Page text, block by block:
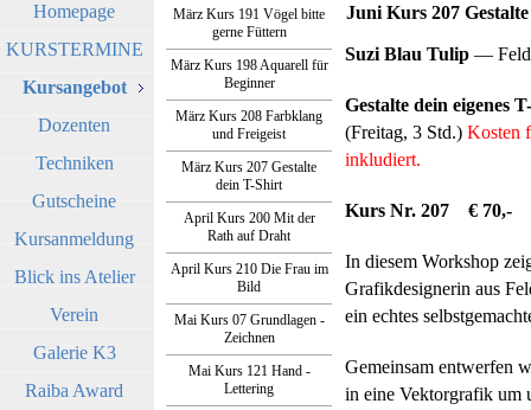
Homepage
KURSTERMINE
Kursangebot
Dozenten
Techniken
Gutscheine
Kursanmeldung
Blick ins Atelier
Verein
Galerie K3
Raiba Award
März Kurs 191 Vögel bitte
gerne Füttern
März Kurs 198 Aquarell für
Beginner
März Kurs 208 Farbklang
und Freigeist
März Kurs 207 Gestalte
dein T-Shirt
April Kurs 200 Mit der
Rath auf Draht
April Kurs 210 Die Frau im
Bild
Mai Kurs 07 Grundlagen -
Zeichnen
Mai Kurs 121 Hand -
Lettering
Juni Kurs 207
Suzi Blau Tulip —
Gestalte dein eigenes
(Freitag, 3 Std.) Kosten
inkludiert.
Kurs Nr. 207 € 70,-
In diesem Workshop
Grafikdesignerin aus
ein echtes
Gemeinsam entwerfen
in eine Vektorgrafik um